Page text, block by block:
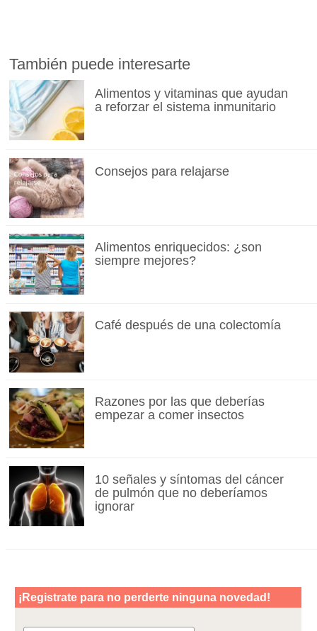
También puede interesarte
Alimentos y vitaminas que ayudan
a reforzar el sistema inmunitario
Consejos para relajarse
Alimentos enriquecidos: ¿son
siempre mejores?
Café después de una colectomía
Razones por las que deberías
empezar a comer insectos
10 señales y síntomas del cáncer
de pulmón que no deberíamos
ignorar